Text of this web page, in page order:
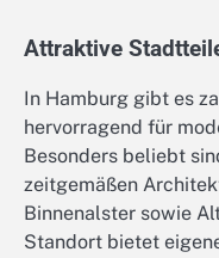
Attraktive
In Hamburg gibt es
hervorragend für
Besonders beliebt
zeitgemäßen
Binnenalster sowie
Standort bietet